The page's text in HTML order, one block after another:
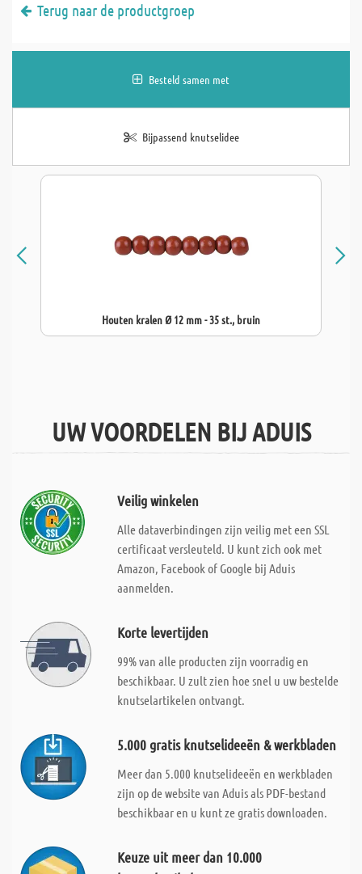
Terug naar de productgroep
Besteld samen met
Bijpassend knutselidee
Houten kralen Ø 12 mm - 35 st., bruin
UW VOORDELEN BIJ ADUIS
Veilig winkelen
Alle dataverbindingen zijn veilig met een SSL
certificaat versleuteld. U kunt zich ook met
Amazon, Facebook of Google bij Aduis
aanmelden.
Korte levertijden
99% van alle producten zijn voorradig en
beschikbaar. U zult zien hoe snel u uw bestelde
knutselartikelen ontvangt.
5.000 gratis knutselideeën & werkbladen
Meer dan 5.000 knutselideeën en werkbladen
zijn op de website van Aduis als PDF-bestand
beschikbaar en u kunt ze gratis downloaden.
Keuze uit meer dan 10.000